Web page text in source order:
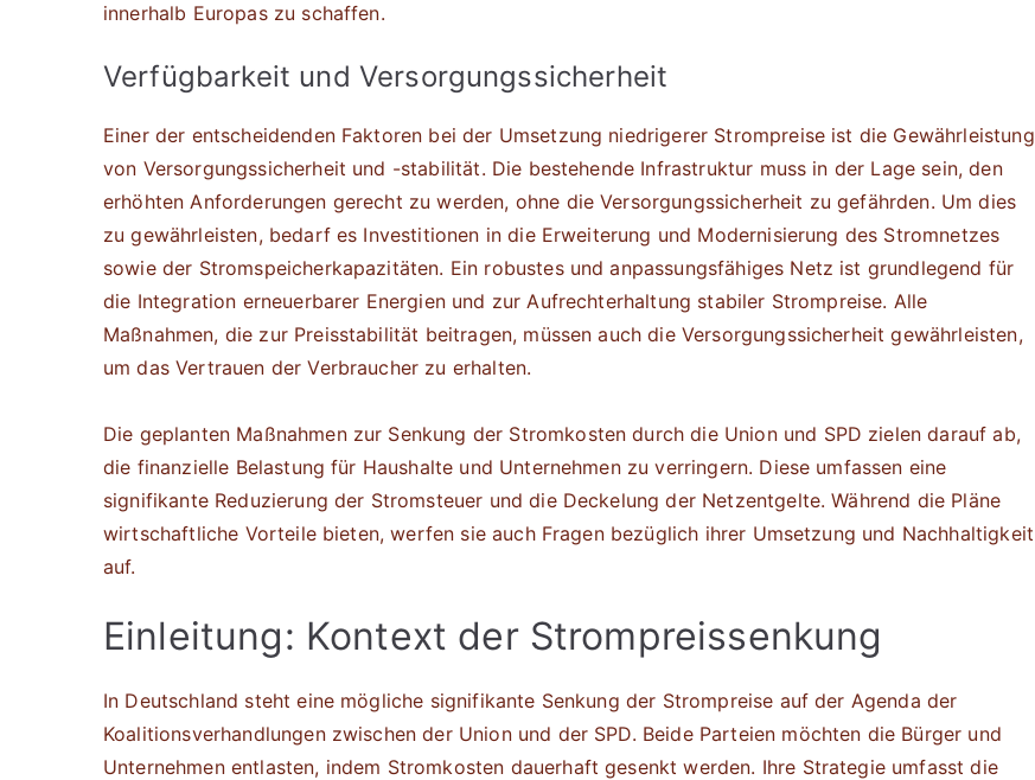
innerhalb Europas zu schaffen.
Verfügbarkeit und Versorgungssicherheit
Einer der entscheidenden Faktoren bei der Umsetzung niedrigerer Strompreise ist die Gewährleistung
von Versorgungssicherheit und -stabilität. Die bestehende Infrastruktur muss in der Lage sein, den
erhöhten Anforderungen gerecht zu werden, ohne die Versorgungssicherheit zu gefährden. Um dies
zu gewährleisten, bedarf es Investitionen in die Erweiterung und Modernisierung des Stromnetzes
sowie der Stromspeicherkapazitäten. Ein robustes und anpassungsfähiges Netz ist grundlegend für
die Integration erneuerbarer Energien und zur Aufrechterhaltung stabiler Strompreise. Alle
Maßnahmen, die zur Preisstabilität beitragen, müssen auch die Versorgungssicherheit gewährleisten,
um das Vertrauen der Verbraucher zu erhalten.
Die geplanten Maßnahmen zur Senkung der Stromkosten durch die Union und SPD zielen darauf ab,
die finanzielle Belastung für Haushalte und Unternehmen zu verringern. Diese umfassen eine
signifikante Reduzierung der Stromsteuer und die Deckelung der Netzentgelte. Während die Pläne
wirtschaftliche Vorteile bieten, werfen sie auch Fragen bezüglich ihrer Umsetzung und Nachhaltigkeit
auf.
Einleitung: Kontext der Strompreissenkung
In Deutschland steht eine mögliche signifikante Senkung der Strompreise auf der Agenda der
Koalitionsverhandlungen zwischen der Union und der SPD. Beide Parteien möchten die Bürger und
Unternehmen entlasten, indem Stromkosten dauerhaft gesenkt werden. Ihre Strategie umfasst die